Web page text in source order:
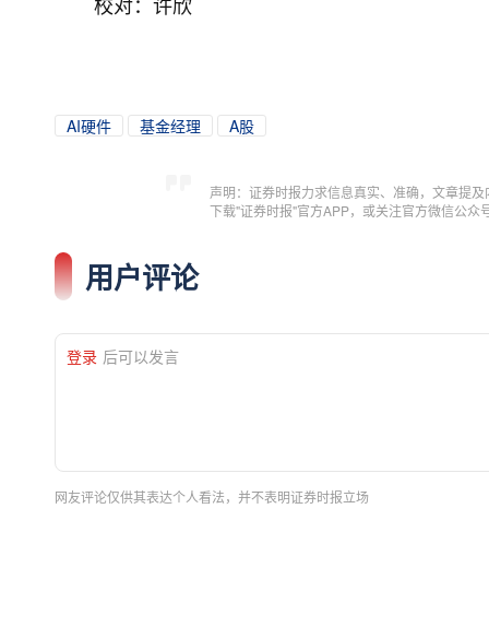
AI硬件 基金经理 A股
声明：证券时报力求信息真实、准确，文章提
下载"证券时报"官方APP，或关注官方微信公
用户评论
登录 后可以发言
网友评论仅供其表达个人看法，并不表明证券时报立场